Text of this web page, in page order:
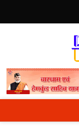
content